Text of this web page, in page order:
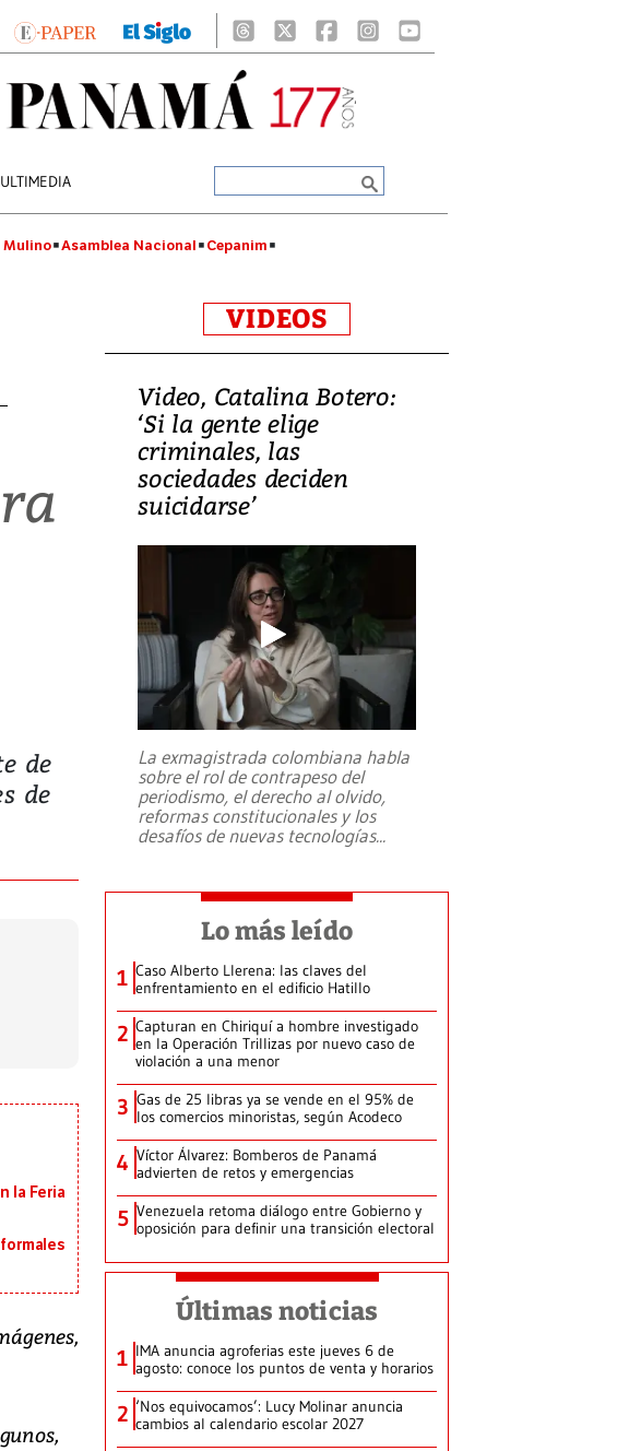
Mulino Asamblea Nacional Cepanim
de
de
la Feria
VIDEOS
Video, Catalina Botero:
‘Si la gente elige
criminales, las
sociedades deciden
suicidarse’
La exmagistrada colombiana habla
sobre el rol de contrapeso del
periodismo, el derecho al olvido,
reformas constitucionales y los
desafíos de nuevas tecnologías...
Lo más leído
1 Caso Alberto Llerena: las claves del
enfrentamiento en el edificio Hatillo
2 Capturan en Chiriquí a hombre investigado
en la Operación Trillizas por nuevo caso de
violación a una menor
3 Gas de 25 libras ya se vende en el 95% de
los comercios minoristas, según Acodeco
4 Víctor Álvarez: Bomberos de Panamá
advierten de retos y emergencias
5 Venezuela retoma diálogo entre Gobierno y
oposición para definir una transición electoral
Últimas noticias
1 IMA anuncia agroferias este jueves 6 de
agosto: conoce los puntos de venta y horarios
2 ‘Nos equivocamos’: Lucy Molinar anuncia
cambios al calendario escolar 2027